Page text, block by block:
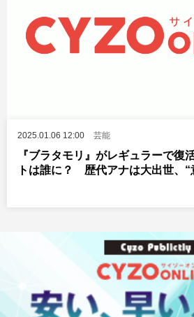
2025.01.06 12:00 芸能
『ブラタモリ』がレギュラーで復
トは誰に？ 歴代アナは大出世、“